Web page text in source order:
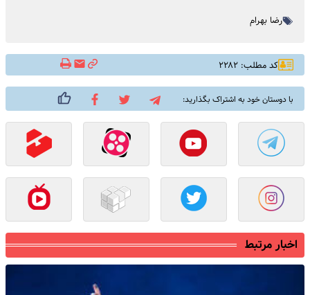
رضا بهرام
کد مطلب: ۲۲۸۲
با دوستان خود به اشتراک بگذارید:
اخبار مرتبط